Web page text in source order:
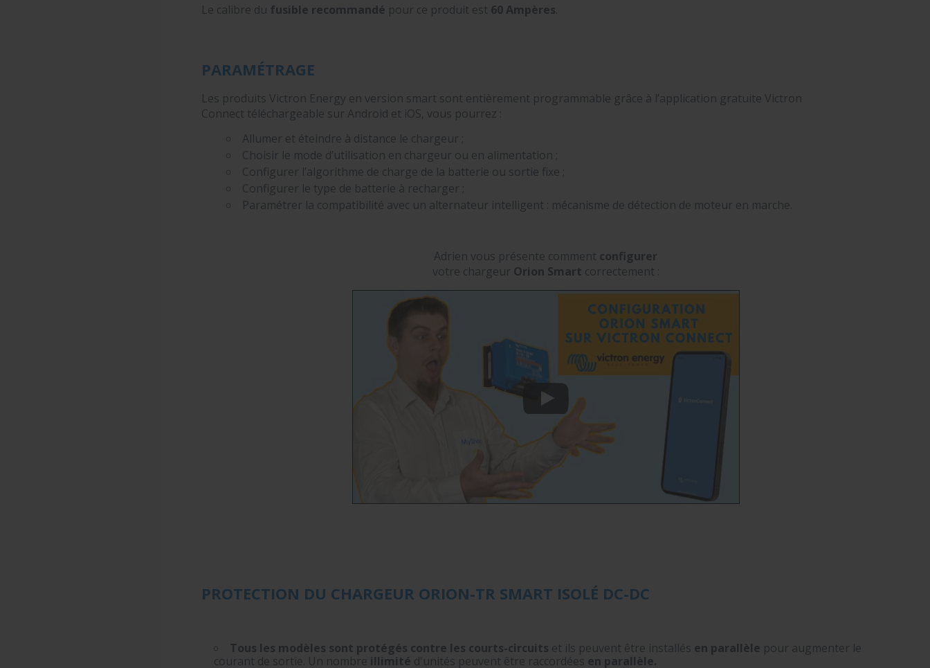
Le calibre du fusible recommandé pour ce produit est 60 Ampères.
PARAMÉTRAGE
Les produits Victron Energy en version smart sont entièrement programmable grâce à l’application gratuite Victron
Connect téléchargeable sur Android et iOS, vous pourrez :
Allumer et éteindre à distance le chargeur ;
Choisir le mode d’utilisation en chargeur ou en alimentation ;
Configurer l’algorithme de charge de la batterie ou sortie fixe ;
Configurer le type de batterie à recharger ;
Paramétrer la compatibilité avec un alternateur intelligent : mécanisme de détection de moteur en marche.
Adrien vous présente comment configurer
votre chargeur Orion Smart correctement :
PROTECTION DU CHARGEUR ORION-TR SMART ISOLÉ DC-DC
Tous les modèles sont protégés contre les courts-circuits et ils peuvent être installés en parallèle pour augmenter le
courant de sortie. Un nombre illimité d'unités peuvent être raccordées en parallèle.